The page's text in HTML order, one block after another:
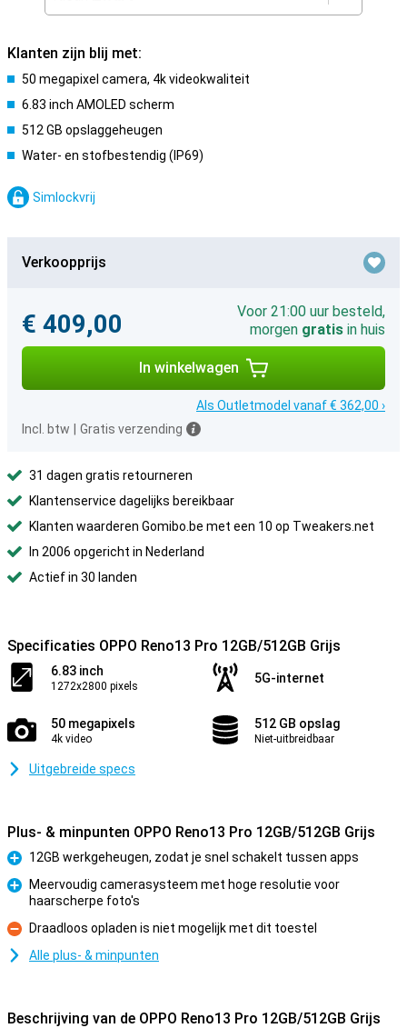
Klanten zijn blij met:
50 megapixel camera, 4k videokwaliteit
6.83 inch AMOLED scherm
512 GB opslaggeheugen
Water- en stofbestendig (IP69)
Simlockvrij
Verkoopprijs
€ 409,00
Voor 21:00 uur besteld,
morgen gratis in huis
In winkelwagen
Als Outletmodel vanaf € 362,00 ›
Incl. btw
Gratis verzending
31 dagen gratis retourneren
Klantenservice dagelijks bereikbaar
Klanten waarderen Gomibo.be met een 10 op Tweakers.net
In 2006 opgericht in Nederland
Actief in 30 landen
Specificaties OPPO Reno13 Pro 12GB/512GB Grijs
6.83 inch
1272x2800 pixels
5G-internet
50 megapixels
4k video
512 GB opslag
Niet-uitbreidbaar
Uitgebreide specs
Plus- & minpunten OPPO Reno13 Pro 12GB/512GB Grijs
Pluspunt
12GB werkgeheugen, zodat je snel schakelt tussen apps
Pluspunt
Meervoudig camerasysteem met hoge resolutie voor
haarscherpe foto's
Minpunt
Draadloos opladen is niet mogelijk met dit toestel
Alle plus- & minpunten
Beschrijving van de OPPO Reno13 Pro 12GB/512GB Grijs